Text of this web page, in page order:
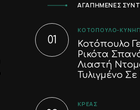
ΑΓΑΠΗΜΕΝΕΣ
ΚΟΤΌΠΟΥΛΟ-ΚΥΝΉΓΙ
Κοτόπουλο
Ρικότα
Λιαστή
Τυλιγμένο
ΚΡΈΑΣ